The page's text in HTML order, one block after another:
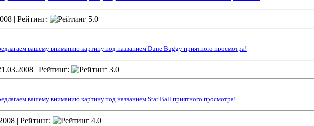
| Рейтинг:
вашему вниманию картину под названием Dune Buggy приятного просмотра!
| Рейтинг:
вашему вниманию картину под названием Star Ball приятного просмотра!
| Рейтинг: